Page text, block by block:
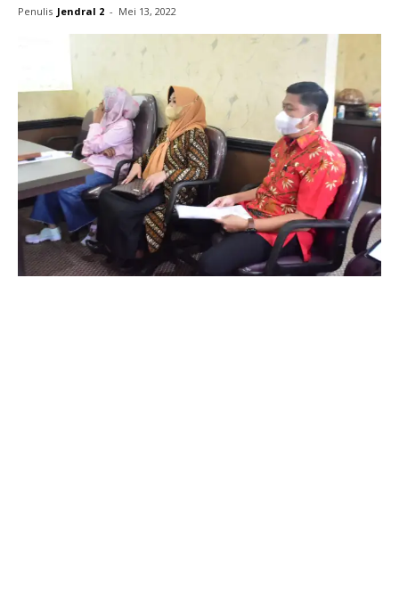
Penulis Jendral 2 - Mei 13, 2022